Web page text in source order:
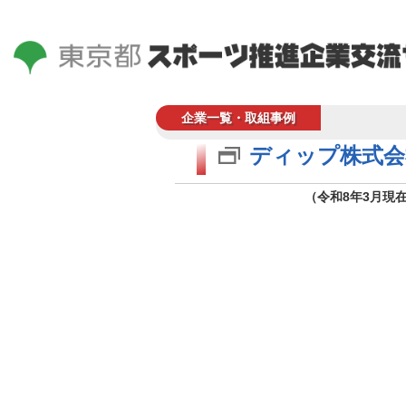
企業一覧・取組事例
ディップ株式
（令和8年3月現